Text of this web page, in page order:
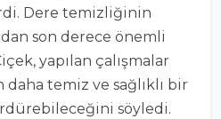
Dere temizliğinin
son derece önemli
yapılan çalışmalar
daha temiz ve sağlıklı bir
söyledi.